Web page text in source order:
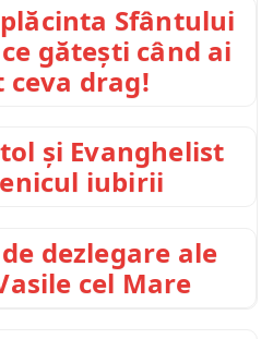
Sfântului
gătești când ai
drag!
și Evanghelist
iubirii
dezlegare ale
cel Mare